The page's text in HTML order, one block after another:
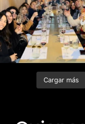
Cargar más